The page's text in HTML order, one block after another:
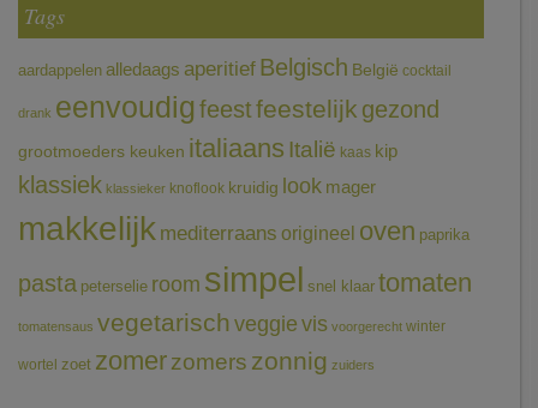
Tags
aardappelen alledaags aperitief Belgisch België cocktail
drank eenvoudigfeestfeestelijk gezond
grootmoeders keuken italiaans Italië kaas kip
klassiek klassieker knoflook kruidig look mager
makkelijk mediterraans origineel oven paprika
pasta peterselie room simpel snel klaar tomaten
tomatensaus vegetarischveggie vis voorgerecht winter
wortel zoet zomerzomers zonnig zuiders